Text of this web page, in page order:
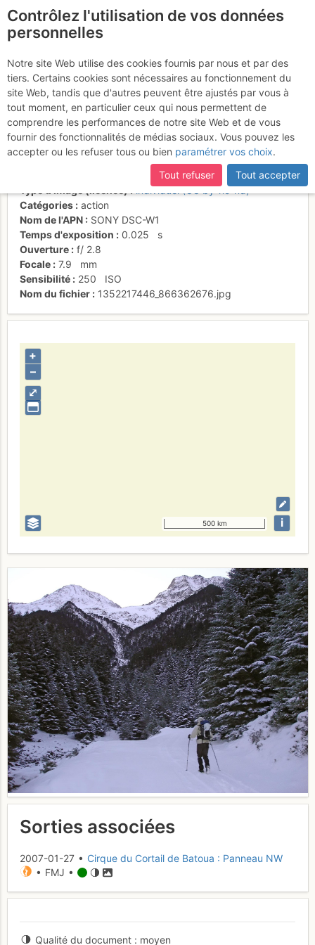
certaines pages ne sont plus accessibles, manquantes ou
incomplètes, déconnectez-vous puis reconnectez-vous à votre
compte sur le site.
Une approche
champêtre !
Activités
Date/heure
individuel (CC by-nc-nd)
Catégories
action
Nom de l'APN
SONY DSC-W1
Temps d'exposition
0.025
s
Ouverture
f/ 2.8
Focale
7.9
mm
Sensibilité
250
ISO
Nom du fichier
1352217446_866362676.jpg
⤢
+
–
500 km i
Sorties associées
2007-01-27 • Cirque du Cortail de Batoua : Panneau NW
• FMJ •
Qualité du document moyen
Contrôlez l'utilisation de vos données
personnelles
Notre site Web utilise des cookies fournis par nous et par des
tiers. Certains cookies sont nécessaires au fonctionnement du
site Web, tandis que d'autres peuvent être ajustés par vous à
tout moment, en particulier ceux qui nous permettent de
comprendre les performances de notre site Web et de vous
fournir des fonctionnalités de médias sociaux. Vous pouvez les
accepter ou les refuser tous ou bien paramétrer vos choix.
Tout refuser
Tout accepter